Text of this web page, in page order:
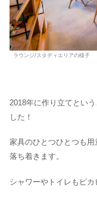
ラウンジ/スタディエリアの様子
2018年に作り立てとい
した！
家具のひとつひとつも用
落ち着きます。
シャワーやトイレもピカ